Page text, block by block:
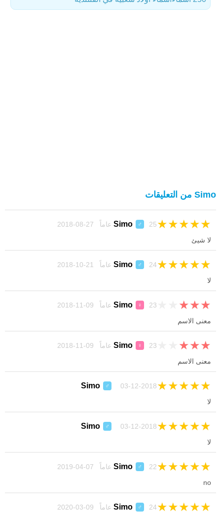
Simo من التعليقات
Simo ♂ 25 عاماً 27-08-2018 ★
★
★
★
★
لا شيئ
Simo ♂ 24 عاماً 21-10-2018 ★
★
★
★
★
لا
Simo ♀ 23 عاماً 09-11-2018 ★
★
★
معنى الاسم
Simo ♀ 23 عاماً 09-11-2018 ★
★
★
معنى الاسم
Simo ♂ 03-12-2018 ★
★
★
★
★
لا
Simo ♂ 03-12-2018 ★
★
★
★
★
لا
Simo ♂ 22 عاماً 07-04-2019 ★
★
★
★
★
no
Simo ♂ 24 عاماً 09-03-2020 ★
★
★
★
★